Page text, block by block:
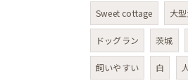
Sweet cottage 大
ドッグラン 茨城
飼いやすい 白